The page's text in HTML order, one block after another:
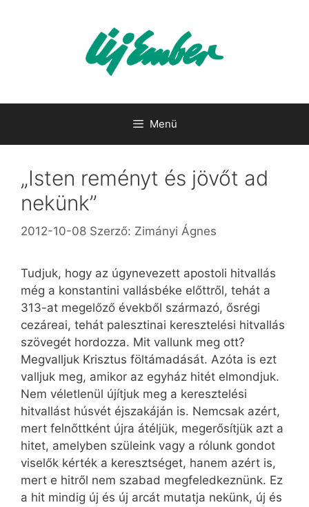
Menü
„Isten reményt és jövőt ad
nekünk”
2012-10-08 Szerző: Zimányi Ágnes
Tudjuk, hogy az úgynevezett apostoli hitvallás
még a konstantini vallásbéke előttről, tehát a
313-at megelőző évekből származó, ősrégi
cezáreai, tehát palesztinai keresztelési hitvallás
szövegét hordozza. Mit vallunk meg ott?
Megvalljuk Krisztus föltámadását. Azóta is ezt
valljuk meg, amikor az egyház hitét elmondjuk.
Nem véletlenül újítjuk meg a keresztelési
hitvallást húsvét éjszakáján is. Nemcsak azért,
mert felnőttként újra átéljük, megerősítjük azt a
hitet, amelyben szüleink vagy a rólunk gondot
viselők kérték a keresztséget, hanem azért is,
mert e hitről nem szabad megfeledkeznünk. Ez
a hit mindig új és új arcát mutatja nekünk, új és